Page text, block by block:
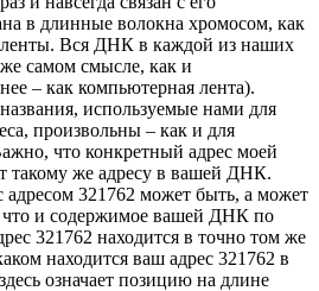
в длинные волокна хромосом, как
Вся ДНК в каждой из наших
самом смысле, как и
– как компьютерная лента).
используемые нами для
произвольны – как и для
что конкретный адрес моей
такому же адресу в вашей ДНК.
321762 может быть, а может
и содержимое вашей ДНК по
321762 находится в точно том же
находится ваш адрес 321762 в
означает позицию на длине